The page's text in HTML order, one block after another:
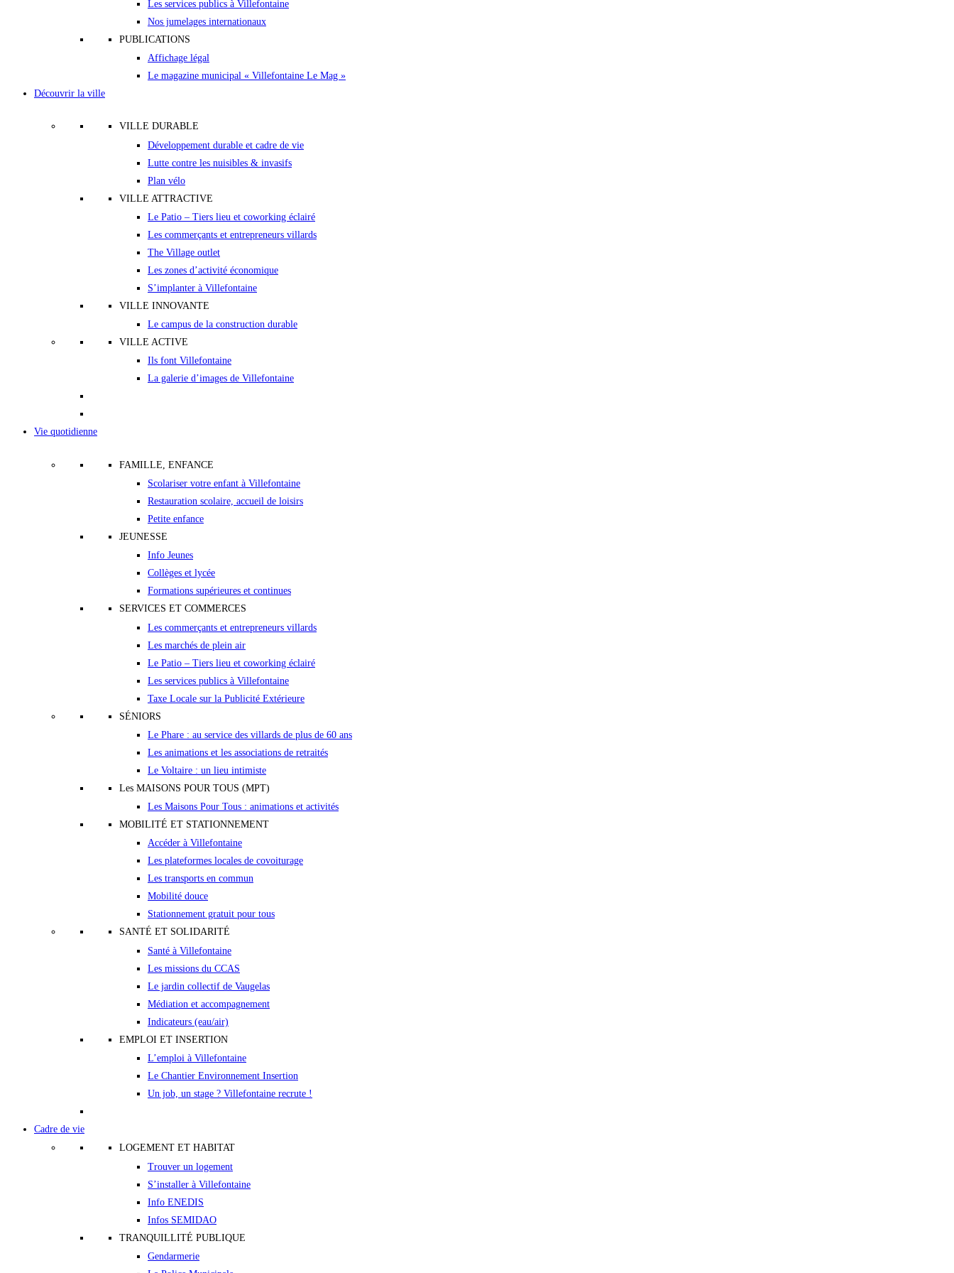
Les services publics à Villefontaine
Nos jumelages internationaux
PUBLICATIONS
Affichage légal
Le magazine municipal « Villefontaine Le Mag »
Découvrir la ville
VILLE DURABLE
Développement durable et cadre de vie
Lutte contre les nuisibles & invasifs
Plan vélo
VILLE ATTRACTIVE
Le Patio – Tiers lieu et coworking éclairé
Les commerçants et entrepreneurs villards
The Village outlet
Les zones d’activité économique
S’implanter à Villefontaine
VILLE INNOVANTE
Le campus de la construction durable
VILLE ACTIVE
Ils font Villefontaine
La galerie d’images de Villefontaine
Vie quotidienne
FAMILLE, ENFANCE
Scolariser votre enfant à Villefontaine
Restauration scolaire, accueil de loisirs
Petite enfance
JEUNESSE
Info Jeunes
Collèges et lycée
Formations supérieures et continues
SERVICES ET COMMERCES
Les commerçants et entrepreneurs villards
Les marchés de plein air
Le Patio – Tiers lieu et coworking éclairé
Les services publics à Villefontaine
Taxe Locale sur la Publicité Extérieure
SÉNIORS
Le Phare : au service des villards de plus de 60 ans
Les animations et les associations de retraités
Le Voltaire : un lieu intimiste
Les MAISONS POUR TOUS (MPT)
Les Maisons Pour Tous : animations et activités
MOBILITÉ ET STATIONNEMENT
Accéder à Villefontaine
Les plateformes locales de covoiturage
Les transports en commun
Mobilité douce
Stationnement gratuit pour tous
SANTÉ ET SOLIDARITÉ
Santé à Villefontaine
Les missions du CCAS
Le jardin collectif de Vaugelas
Médiation et accompagnement
Indicateurs (eau/air)
EMPLOI ET INSERTION
L’emploi à Villefontaine
Le Chantier Environnement Insertion
Un job, un stage ? Villefontaine recrute !
Cadre de vie
LOGEMENT ET HABITAT
Trouver un logement
S’installer à Villefontaine
Info ENEDIS
Infos SEMIDAO
TRANQUILLITÉ PUBLIQUE
Gendarmerie